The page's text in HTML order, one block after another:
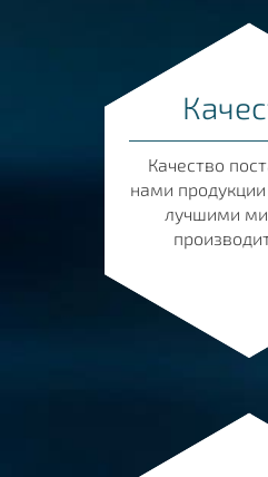
Качество
нами
лучшими